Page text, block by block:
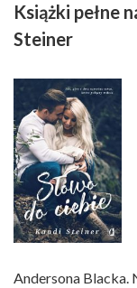
Książki pełne
Steiner
Andersona Blacka.